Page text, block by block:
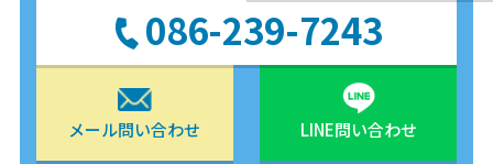
086-239-7243
メール問い合わせ LINE問い合わせ